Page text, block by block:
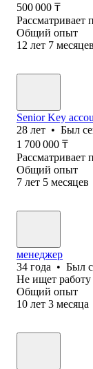
500 000 ₸
Рассматривает
Общий опыт
12 лет 7 месяцев
Senior Key
28 лет • Был
1 700 000 ₸
Рассматривает
Общий опыт
7 лет 5 месяцев
менеджер
34 года • Был
Не ищет работу
Общий опыт
10 лет 3 месяца